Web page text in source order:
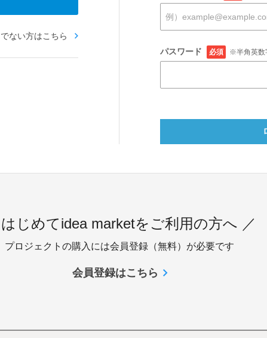
ない方はこちら
パスワード 必須 ※半角英数
じめてidea marketをご利用の方へ ／
プロジェクトの購入には会員登録（無料）が必要です
会員登録はこちら